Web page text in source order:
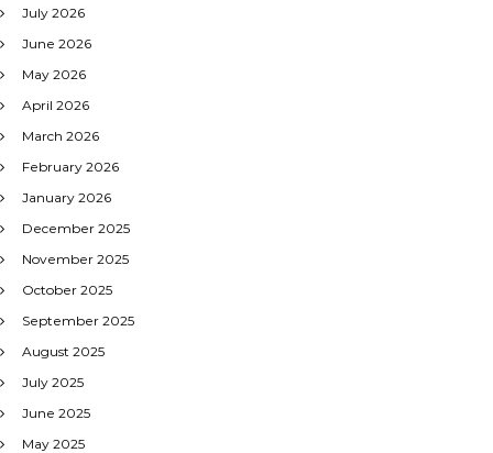
July 2026
June 2026
May 2026
April 2026
March 2026
February 2026
January 2026
December 2025
November 2025
October 2025
September 2025
August 2025
July 2025
June 2025
May 2025